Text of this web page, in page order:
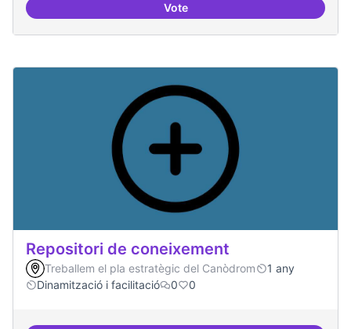
VoteResidències d'èxit
Repositori de coneixement
Treballem el pla estratègic del Canòdrom
1 any
Dinamització i facilitació
0 0